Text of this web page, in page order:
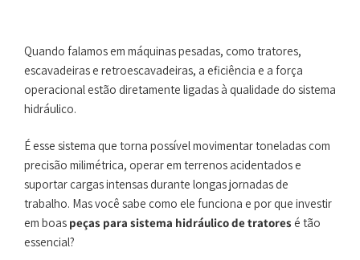
Quando falamos em máquinas pesadas, como tratores,
escavadeiras e retroescavadeiras, a eficiência e a força
operacional estão diretamente ligadas à qualidade do sistema
hidráulico.
É esse sistema que torna possível movimentar toneladas com
precisão milimétrica, operar em terrenos acidentados e
suportar cargas intensas durante longas jornadas de
trabalho. Mas você sabe como ele funciona e por que investir
em boas peças para sistema hidráulico de tratores é tão
essencial?